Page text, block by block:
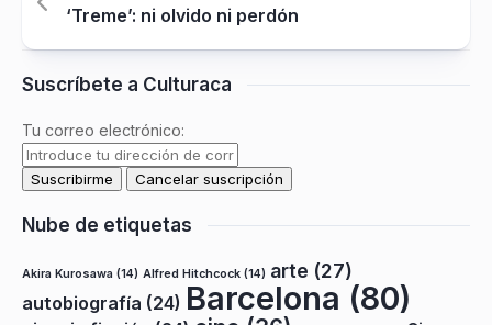
‘Treme’: ni olvido ni perdón
Suscríbete a Culturaca
Tu correo electrónico:
Nube de etiquetas
Akira Kurosawa (14) Alfred Hitchcock (14) arte (27)
autobiografía (24) Barcelona (80)